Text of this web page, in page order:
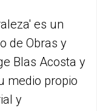
es un
de Obras y
Blas Acosta y
medio propio
y